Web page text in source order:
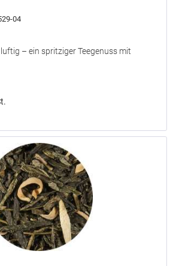
04
– ein spritziger Teegenuss mit